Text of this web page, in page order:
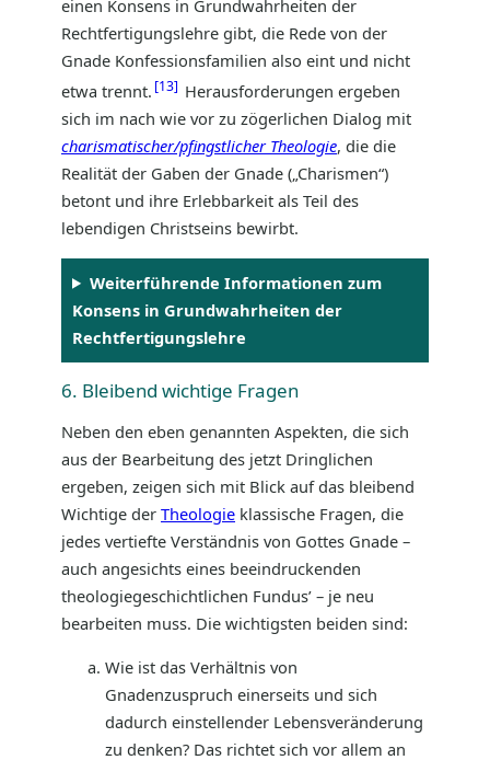
einen Konsens in Grundwahrheiten der
Rechtfertigungslehre gibt, die Rede von der
Gnade Konfessionsfamilien also eint und nicht
etwa trennt. 13
Herausforderungen ergeben
sich im nach wie vor zu zögerlichen Dialog mit
charismatischer/pfingstlicher Theologie, die die
Realität der Gaben der Gnade („Charismen“)
betont und ihre Erlebbarkeit als Teil des
lebendigen Christseins bewirbt.
Weiterführende Informationen zum
Konsens in Grundwahrheiten der
Rechtfertigungslehre
6. Bleibend wichtige Fragen
Neben den eben genannten Aspekten, die sich
aus der Bearbeitung des jetzt Dringlichen
ergeben, zeigen sich mit Blick auf das bleibend
Wichtige der Theologie klassische Fragen, die
jedes vertiefte Verständnis von Gottes Gnade –
auch angesichts eines beeindruckenden
theologiegeschichtlichen Fundusʼ – je neu
bearbeiten muss. Die wichtigsten beiden sind:
Wie ist das Verhältnis von
Gnadenzuspruch einerseits und sich
dadurch einstellender Lebensveränderung
zu denken? Das richtet sich vor allem an